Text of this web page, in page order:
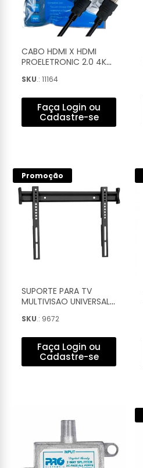
CABO HDMI X HDMI
PROELETRONIC 2.0 4K
FILTRO - CAHD-2018
SKU.: 11164
Faça Login ou
Cadastre-se
Promoção
SUPORTE PARA TV
MULTIVISAO UNIVERSAL
SKU.: 9672
Faça Login ou
Cadastre-se